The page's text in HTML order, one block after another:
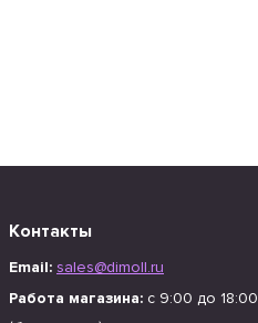
Контакты
Email: sales@dimoll.ru
Работа магазина: с 9:00 до 18:00